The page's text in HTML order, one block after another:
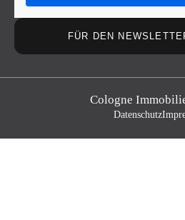
FÜR DEN
Cologne
Datenschutz